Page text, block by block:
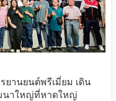
ยานยนต์พรีเมี่ยม เดิน
นาใหญ่ที่หาดใหญ่